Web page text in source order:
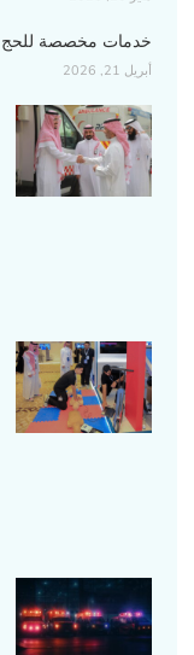
خدمات مخصصة للحج
أبريل 21, 2026